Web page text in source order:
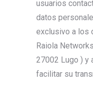
usuarios
datos
exclusivo a los
Raiola
27002 Lugo ) y
facilitar su